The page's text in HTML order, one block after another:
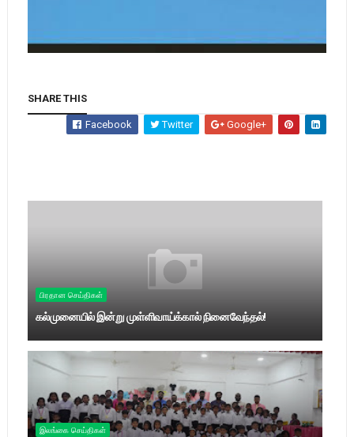
SHARE THIS
Facebook Twitter Google+
பிரதான செய்திகள்
கல்முனையில் இன்று முள்ளிவாய்க்கால் நினைவேந்தல்!
இலங்கை செய்திகள்